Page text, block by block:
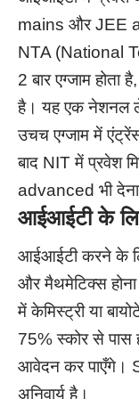
mains और JEE
NTA (National
2 बार एग्जाम होता
है। यह एक नेशनल
उचच एग्जाम में
बाद NIT में प्रवेश
advanced भी देना
आईआईटी के
आईआईटी करने के
और मैथमेटिक्स
में केमिस्ट्री या
75% स्कोर से पास
आवेदन कर पाएँगे।
अनिवार्य है।